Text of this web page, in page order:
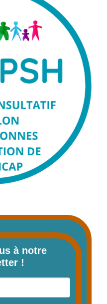
à notre
!